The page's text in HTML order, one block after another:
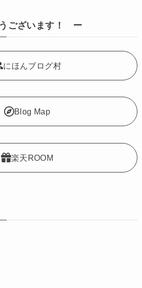
ございます！ ー
にほんブログ村
Blog Map
楽天ROOM